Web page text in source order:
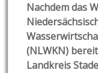
Nachdem das
(NLWKN)
Landkreis